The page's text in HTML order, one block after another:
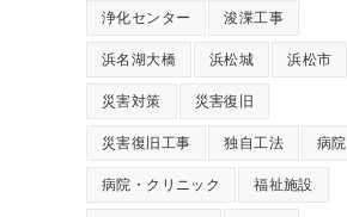
浄化センター 浚渫工事
浜名湖大橋 浜松城 浜松市
災害対策 災害復旧
災害復旧工事 独自工法 病院
病院・クリニック 福祉施設